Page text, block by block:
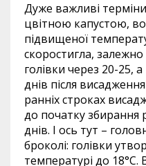
Дуже важливі терміни
цвітною капустою,
підвищеної
скоростигла,
голівки через 20-25,
днів після
ранніх строках
до початку збирання
днів. І ось тут –
броколі: голівки
температурі до 18°С.